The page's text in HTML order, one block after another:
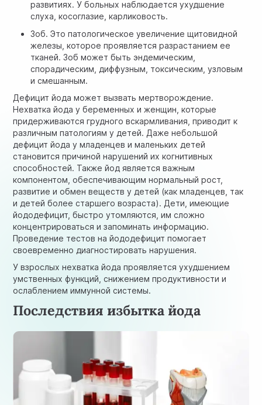
развитиях. У больных наблюдается ухудшение
слуха, косоглазие, карликовость.
Зоб. Это патологическое увеличение щитовидной
железы, которое проявляется разрастанием ее
тканей. Зоб может быть эндемическим,
спорадическим, диффузным, токсическим, узловым
и смешанным.
Дефицит йода может вызвать мертворождение.
Нехватка йода у беременных и женщин, которые
придерживаются грудного вскармливания, приводит к
различным патологиям у детей. Даже небольшой
дефицит йода у младенцев и маленьких детей
становится причиной нарушений их когнитивных
способностей. Также йод является важным
компонентом, обеспечивающим нормальный рост,
развитие и обмен веществ у детей (как младенцев, так
и детей более старшего возраста). Дети, имеющие
йододефицит, быстро утомляются, им сложно
концентрироваться и запоминать информацию.
Проведение тестов на йододефицит помогает
своевременно диагностировать нарушения.
У взрослых нехватка йода проявляется ухудшением
умственных функций, снижением продуктивности и
ослаблением иммунной системы.
Последствия избытка йода